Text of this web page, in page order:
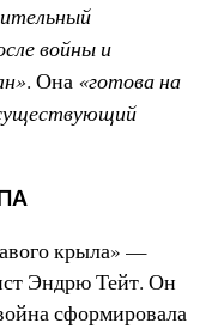
войны и
. Она «готова на
крыла» —
Эндрю Тейт. Он
сформировала